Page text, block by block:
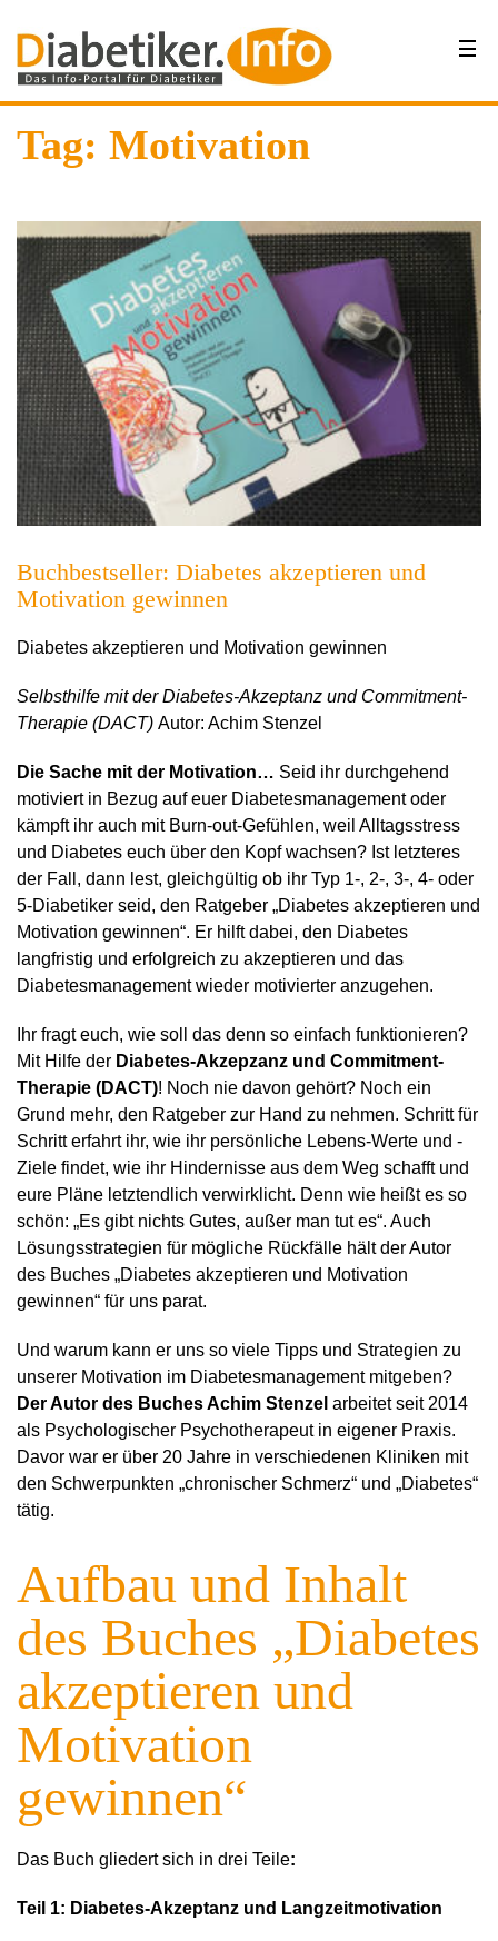
Tag: Motivation
Buchbestseller: Diabetes akzeptieren und
Motivation gewinnen
Diabetes akzeptieren und Motivation gewinnen
Selbsthilfe mit der Diabetes-Akzeptanz und Commitment-
Therapie (DACT) Autor: Achim Stenzel
Die Sache mit der Motivation… Seid ihr durchgehend
motiviert in Bezug auf euer Diabetesmanagement oder
kämpft ihr auch mit Burn-out-Gefühlen, weil Alltagsstress
und Diabetes euch über den Kopf wachsen? Ist letzteres
der Fall, dann lest, gleichgültig ob ihr Typ 1-, 2-, 3-, 4- oder
5-Diabetiker seid, den Ratgeber „Diabetes akzeptieren und
Motivation gewinnen“. Er hilft dabei, den Diabetes
langfristig und erfolgreich zu akzeptieren und das
Diabetesmanagement wieder motivierter anzugehen.
Ihr fragt euch, wie soll das denn so einfach funktionieren?
Mit Hilfe der Diabetes-Akzepzanz und Commitment-
Therapie (DACT)! Noch nie davon gehört? Noch ein
Grund mehr, den Ratgeber zur Hand zu nehmen. Schritt für
Schritt erfahrt ihr, wie ihr persönliche Lebens-Werte und -
Ziele findet, wie ihr Hindernisse aus dem Weg schafft und
eure Pläne letztendlich verwirklicht. Denn wie heißt es so
schön: „Es gibt nichts Gutes, außer man tut es“. Auch
Lösungsstrategien für mögliche Rückfälle hält der Autor
des Buches „Diabetes akzeptieren und Motivation
gewinnen“ für uns parat.
Und warum kann er uns so viele Tipps und Strategien zu
unserer Motivation im Diabetesmanagement mitgeben?
Der Autor des Buches Achim Stenzel arbeitet seit 2014
als Psychologischer Psychotherapeut in eigener Praxis.
Davor war er über 20 Jahre in verschiedenen Kliniken mit
den Schwerpunkten „chronischer Schmerz“ und „Diabetes“
tätig.
Aufbau und Inhalt
des Buches „Diabetes
akzeptieren und
Motivation
gewinnen“
Das Buch gliedert sich in drei Teile:
Teil 1: Diabetes-Akzeptanz und Langzeitmotivation